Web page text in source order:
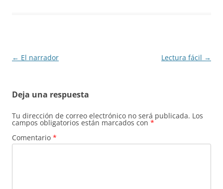
Navegación
← El narrador Lectura fácil →
Deja una respuesta
Tu dirección de correo electrónico no será publicada. Los
campos obligatorios están marcados con *
Comentario *